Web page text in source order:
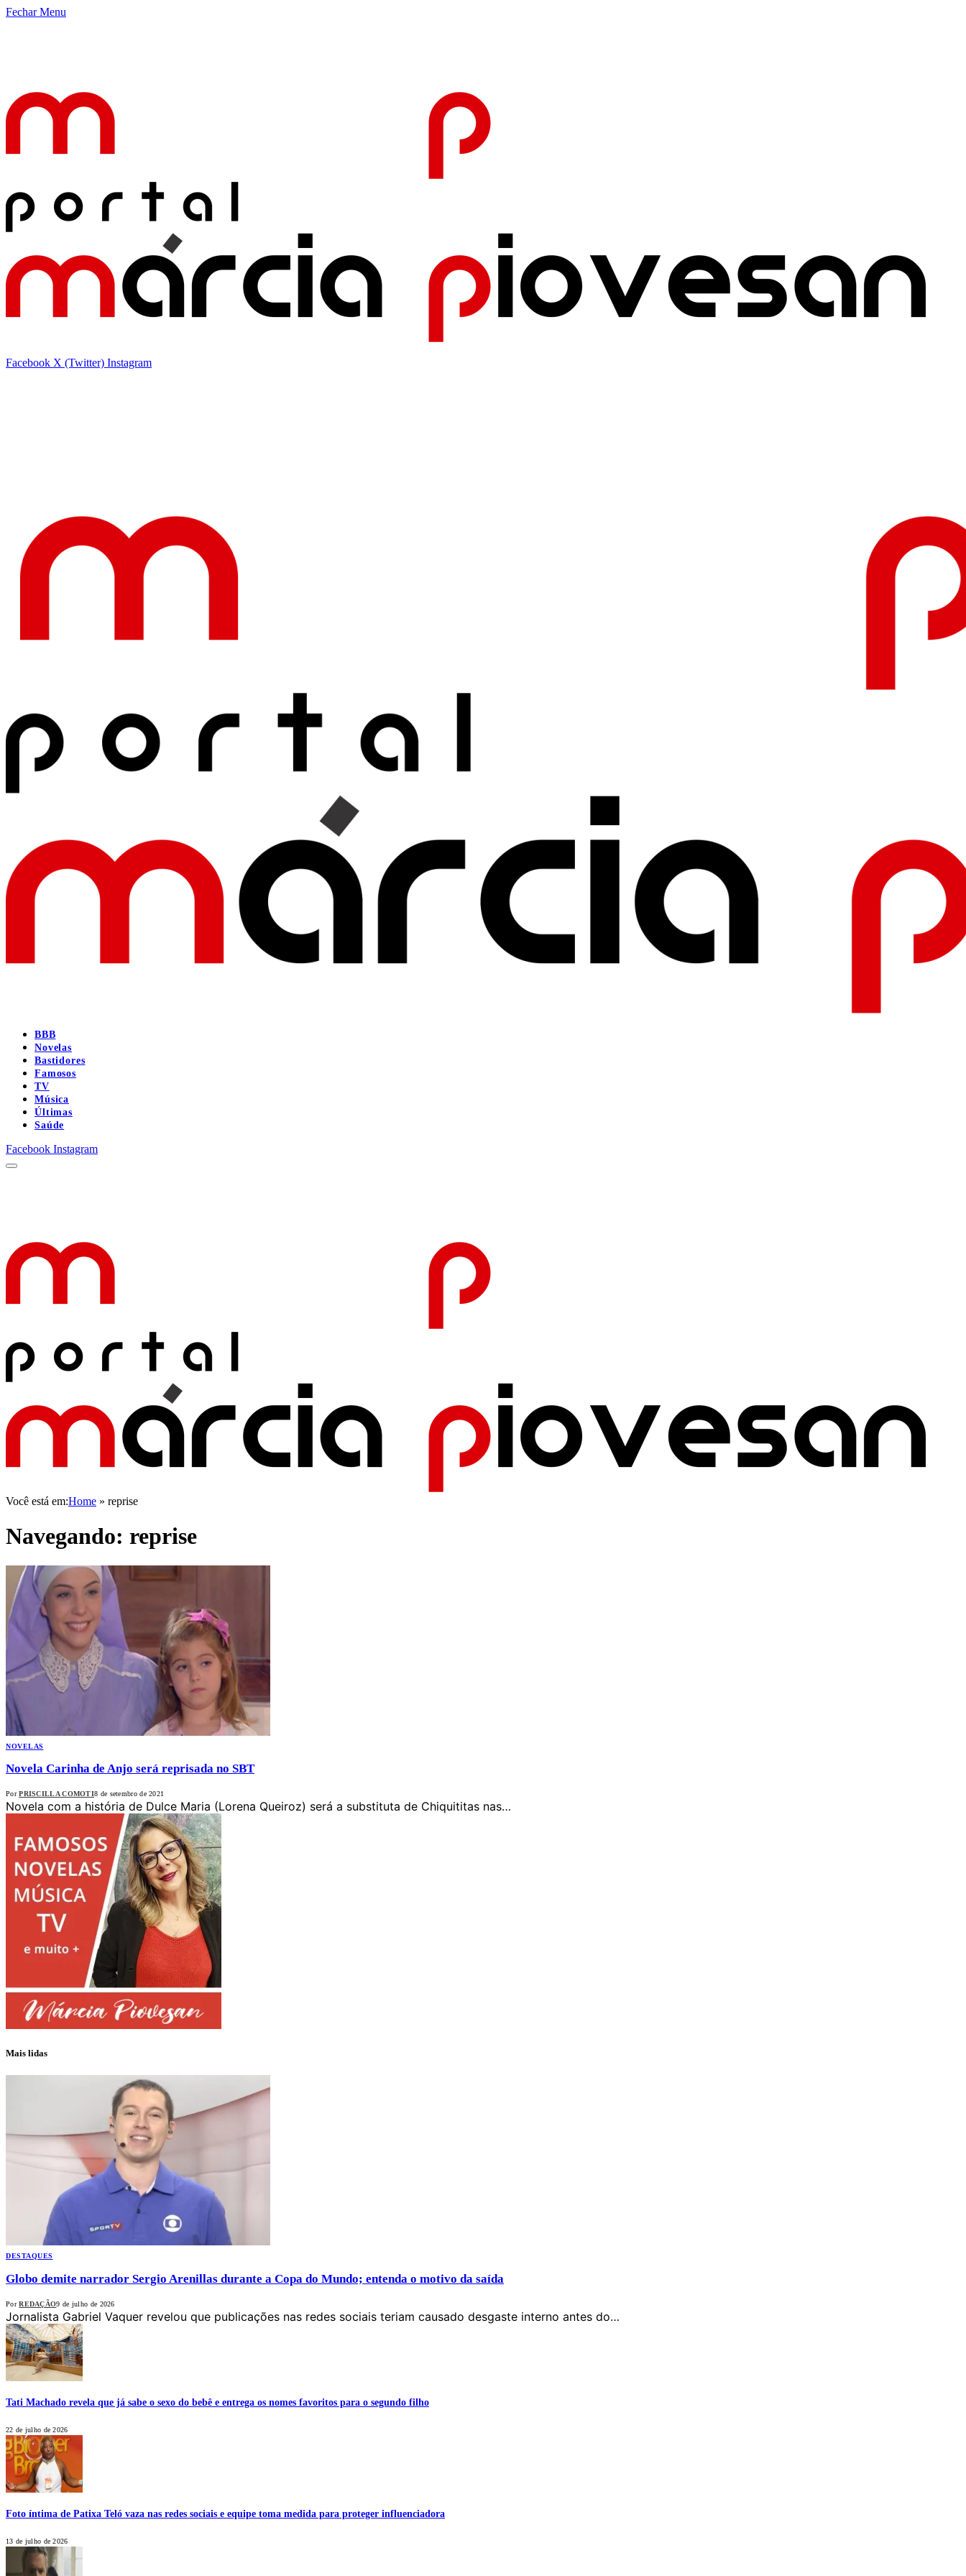
Fechar Menu
Facebook X (Twitter) Instagram
BBB
Novelas
Bastidores
Famosos
TV
Música
Últimas
Saúde
Facebook Instagram
Você está em:Home » reprise
Navegando: reprise
NOVELAS
Novela Carinha de Anjo será reprisada no SBT
Por PRISCILLA COMOTI8 de setembro de 2021
Novela com a história de Dulce Maria (Lorena Queiroz) será a substituta de Chiquititas nas…
Mais lidas
DESTAQUES
Globo demite narrador Sergio Arenillas durante a Copa do Mundo; entenda o motivo da saída
Por REDAÇÃO9 de julho de 2026
Jornalista Gabriel Vaquer revelou que publicações nas redes sociais teriam causado desgaste interno antes do…
Tati Machado revela que já sabe o sexo do bebê e entrega os nomes favoritos para o segundo filho
22 de julho de 2026
Foto íntima de Patixa Teló vaza nas redes sociais e equipe toma medida para proteger influenciadora
13 de julho de 2026